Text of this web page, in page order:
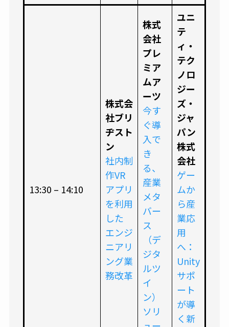
13:30 – 14:10
株式会
社ブリ
ヂスト
ン
社内制
作VR
アプリ
を利用
した
エンジ
ニアリ
ング業
務改革
株式
会社
プレ
ミア
ムア
ーツ
今す
ぐ導
入で
き
る、
産業
メタ
バー
ス
（デ
ジタ
ルツ
イ
ン）
ソリ
ユニ
テ
ィ・
テク
ノロ
ジー
ズ・
ジャ
パン
株式
会社
ゲー
ムか
ら産
業応
用
へ：
Unity
サポ
ート
が導
く新